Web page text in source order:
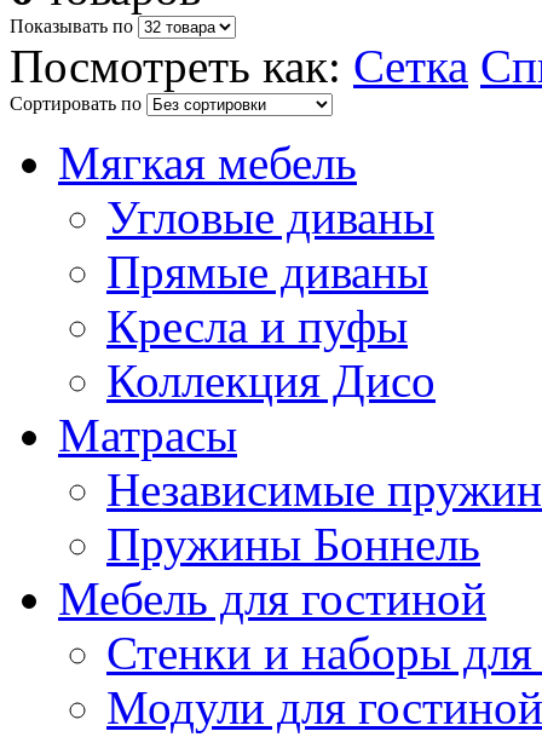
Показывать по
Посмотреть как: Сетка
Сортировать по
Мягкая мебель
Угловые диваны
Прямые диваны
Кресла и пуфы
Коллекция Дисо
Матрасы
Независимые
Пружины Боннель
Мебель для гостиной
Стенки и наборы для
Модули для гостиной